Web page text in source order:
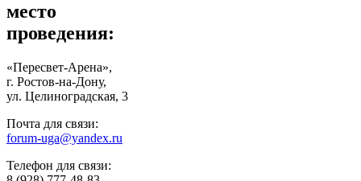
место
проведения:
«Пересвет-Арена»,
г. Ростов-на-Дону,
ул. Целиноградская, 3
Почта для связи:
forum-uga@yandex.ru
Телефон для связи: